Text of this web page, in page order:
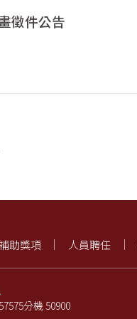
徵件公告
一頁
助獎項 人員聘任
分機 50900